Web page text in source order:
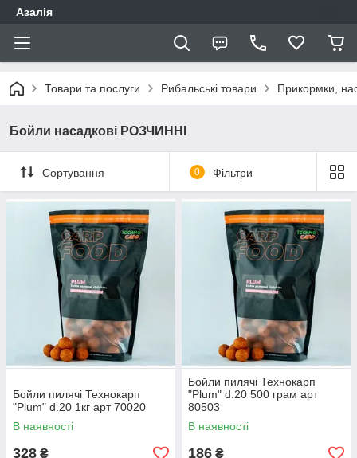
Азалія
Товари та послуги Рибальські товари Прикормки,
Бойли насадкові РОЗЧИННІ
Сортування 0 Фільтри
Бойли пилячі Технокарп
"Plum" d.20 1кг арт 70020
В наявності
328 ₴
Бойли пилячі Технокарп
"Plum" d.20 500 грам арт
80503
В наявності
186 ₴